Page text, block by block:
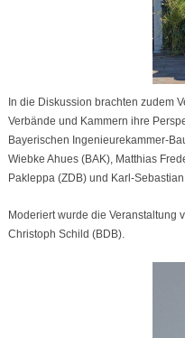
In die Diskussion brachten zudem
Verbände und Kammern ihre
Bayerischen Ingenieurekammer-
Wiebke Ahues (BAK), Matthias
Pakleppa (ZDB) und Karl-
Moderiert wurde die Veranstaltung
Christoph Schild (BDB).